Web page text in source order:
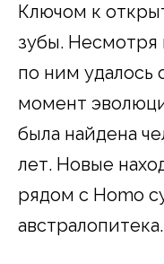
Ключом к
зубы. Несмотря
по ним удалось
момент
была найдена
лет. Новые
рядом с Homo
австралопитека.